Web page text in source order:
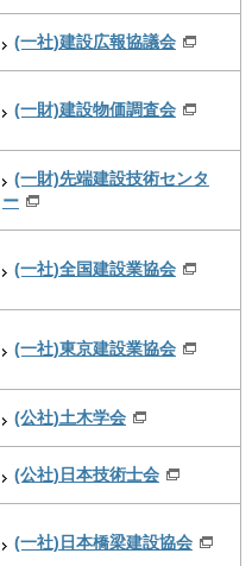
(一社)建設広報協議会
(一財)建設物価調査会
(一財)先端建設技術センタ
ー
(一社)全国建設業協会
(一社)東京建設業協会
(公社)土木学会
(公社)日本技術士会
(一社)日本橋梁建設協会